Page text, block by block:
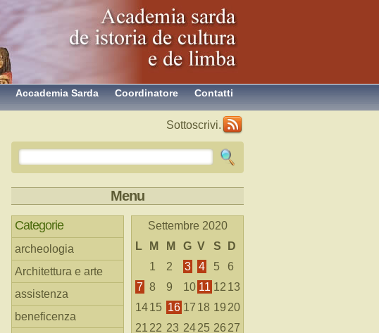
Contatti
Coordinatore
Accademia Sarda
Sottoscrivi.
Menu
Categorie
archeologia
Architettura e arte
assistenza
beneficenza
Settembre 2020
L
M M G V S
D
1
2 3 4 5
6
7 8 9 10 11 12 13
14 15 16 17 18 19 20
21 22 23 24 25 26 27